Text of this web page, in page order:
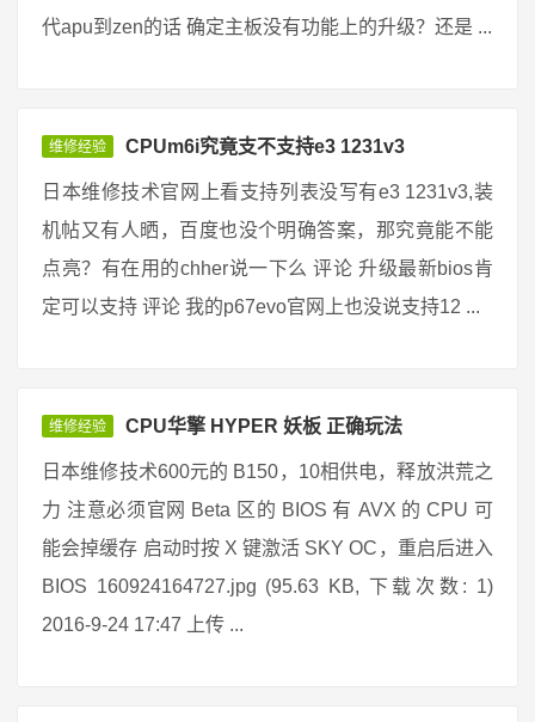
代apu到zen的话 确定主板没有功能上的升级？还是 ...
维修经验 CPUm6i究竟支不支持e3 1231v3
日本维修技术官网上看支持列表没写有e3 1231v3,装
机帖又有人晒，百度也没个明确答案，那究竟能不能
点亮？有在用的chher说一下么 评论 升级最新bios肯
定可以支持 评论 我的p67evo官网上也没说支持12 ...
维修经验 CPU华擎 HYPER 妖板 正确玩法
日本维修技术600元的 B150，10相供电，释放洪荒之
力 注意必须官网 Beta 区的 BIOS 有 AVX 的 CPU 可
能会掉缓存 启动时按 X 键激活 SKY OC，重启后进入
BIOS 160924164727.jpg (95.63 KB, 下载次数: 1)
2016-9-24 17:47 上传 ...